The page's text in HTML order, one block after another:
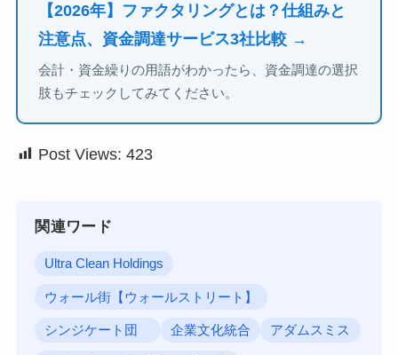
【2026年】ファクタリングとは？仕組みと
注意点、資金調達サービス3社比較 →
会計・資金繰りの用語がわかったら、資金調達の選択
肢もチェックしてみてください。
Post Views: 423
関連ワード
Ultra Clean Holdings
ウォール街【ウォールストリート】
シンジケート団 企業文化統合 アダムスミス